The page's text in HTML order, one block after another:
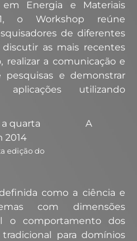
Energia e Materiais
o Workshop reúne
de diferentes
discutir as mais recentes
realizar a comunicação e
e demonstrar
utilizando
edição do
A
como a ciência e
com dimensões
o comportamento dos
para domínios